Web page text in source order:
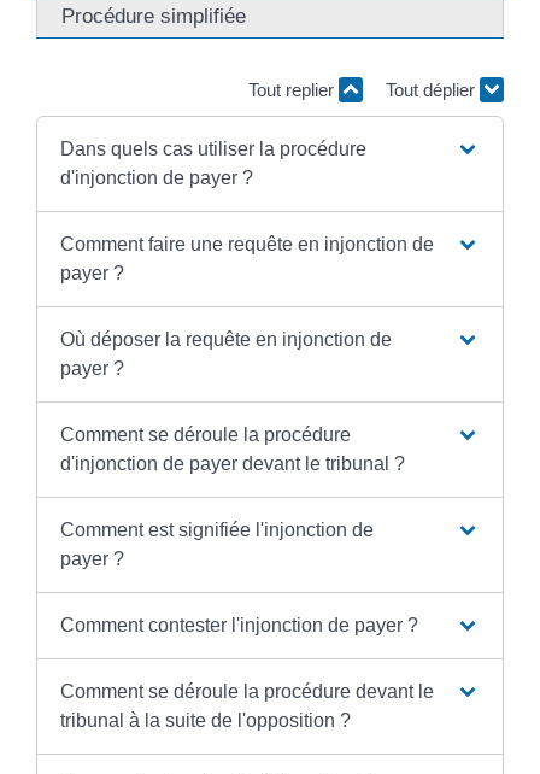
Procédure simplifiée
Tout replier Tout déplier
Dans quels cas utiliser la procédure
d'injonction de payer ?
Comment faire une requête en injonction de
payer ?
Où déposer la requête en injonction de
payer ?
Comment se déroule la procédure
d'injonction de payer devant le tribunal ?
Comment est signifiée l'injonction de
payer ?
Comment contester l'injonction de payer ?
Comment se déroule la procédure devant le
tribunal à la suite de l'opposition ?